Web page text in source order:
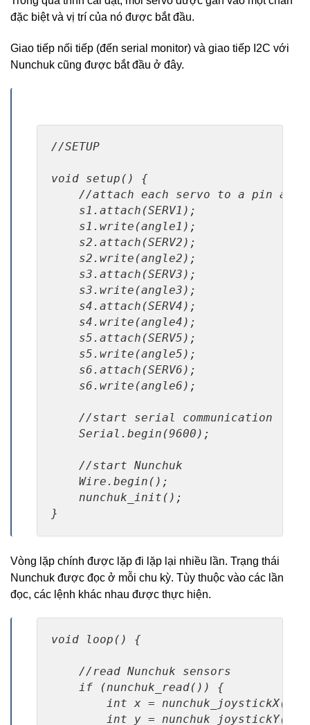
đặc biệt và vị trí của nó được bắt đầu.
Giao tiếp nối tiếp (đến serial monitor) và giao tiếp I2C với
Nunchuk cũng được bắt đầu ở đây.
//SETUP
void setup() {
//attach each servo to a pin and
    s1.attach(SERV1);
    s1.write(angle1);
    s2.attach(SERV2);
    s2.write(angle2);
    s3.attach(SERV3);
    s3.write(angle3);
    s4.attach(SERV4);
    s4.write(angle4);
    s5.attach(SERV5);
    s5.write(angle5);
    s6.attach(SERV6);
    s6.write(angle6);
    //start serial communication
    Serial.begin(9600);
    //start Nunchuk
    Wire.begin();
    nunchuk_init();
}
Vòng lặp chính được lặp đi lặp lại nhiều lần. Trạng thái
Nunchuk được đọc ở mỗi chu kỳ. Tùy thuộc vào các lần
đọc, các lệnh khác nhau được thực hiện.
void loop() {
    //read Nunchuk sensors
    if (nunchuk_read()) {
int x = nunchuk_joystickX();
int y = nunchuk_joystickY();